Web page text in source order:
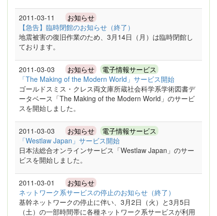
2011-03-11 お知らせ
【急告】臨時閉館のお知らせ（終了）
地震被害の復旧作業のため、3月14日（月）は臨時閉館し
ております。
2011-03-03 お知らせ 電子情報サービス
「The Making of the Modern World」サービス開始
ゴールドスミス・クレス両文庫所蔵社会科学系学術図書デ
ータベース「The Making of the Modern World」のサービ
スを開始しました。
2011-03-03 お知らせ 電子情報サービス
「Westlaw Japan」サービス開始
日本法総合オンラインサービス「Westlaw Japan」のサー
ビスを開始しました。
2011-03-01 お知らせ
ネットワーク系サービスの停止のお知らせ（終了）
基幹ネットワークの停止に伴い、3月2日（火）と3月5日
（土）の一部時間帯に各種ネットワーク系サービスが利用